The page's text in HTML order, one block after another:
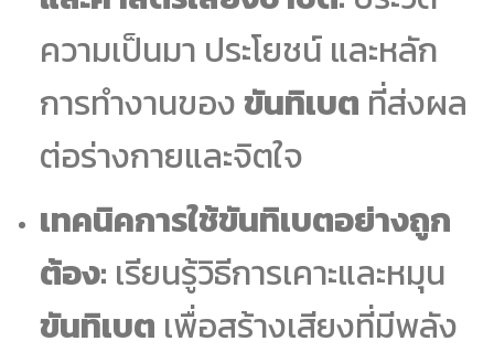
ความเป็นมา ประโยชน์ และหลัก
การทำงานของขันทิเบต ที่ส่งผล
ต่อร่างกายและจิตใจ
เทคนิคการใช้ขันทิเบตอย่างถูก
ต้อง: เรียนรู้วิธีการเคาะและหมุน
ขันทิเบต เพื่อสร้างเสียงที่มีพลัง